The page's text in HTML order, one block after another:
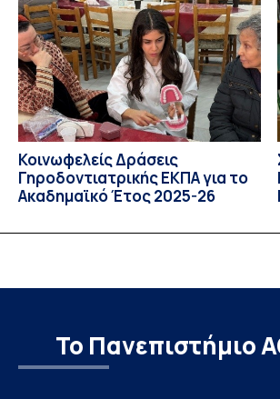
πραγματοποιήθηκε με διαδικτυακές και
εκπαιδευτικές δράσεις από τις 3 Ιουνίου
2026. Το πρόγραμμα αποτελεί […]
Κοινωφελείς Δράσεις
Γηροδοντιατρικής ΕΚΠΑ για το
Ακαδημαϊκό Έτος 2025-26
Το Πανεπιστήμιο